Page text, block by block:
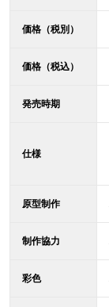
価格（税別）
価格（税込）
発売時期
仕様
原型制作
制作協力
彩色